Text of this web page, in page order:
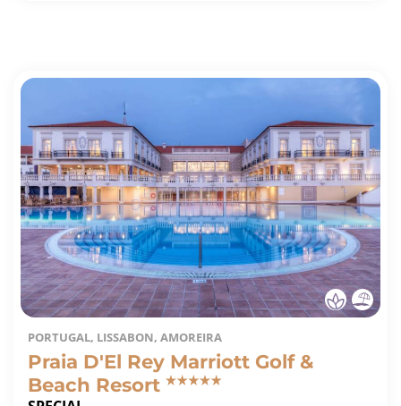
PORTUGAL, LISSABON, AMOREIRA
Praia D'El Rey Marriott Golf &
Beach Resort